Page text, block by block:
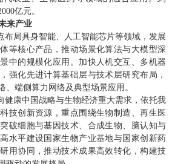
亿元。
来产业
布局具身智能、人工智能芯片等领域，发展
等核心产品，推动场景化算法与大模型深
中的规模化应用。加快人机交互、多机器
强化先进计算基础层与技术层研究布局，
、端侧算力网络及典型场景应用。
健康中国战略与生物经济重大需求，依托我
技创新资源，重点围绕生物制造、再生医
破细胞与基因技术、合成生物、脑认知与
水平建设国家生物产业基地与国家创新药
用协同，推动技术成果高效转化，构建技